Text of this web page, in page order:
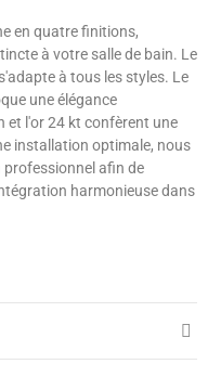
en quatre finitions,
à votre salle de bain. Le
à tous les styles. Le
une élégance
et l'or 24 kt confèrent une
installation optimale, nous
afin de
harmonieuse dans